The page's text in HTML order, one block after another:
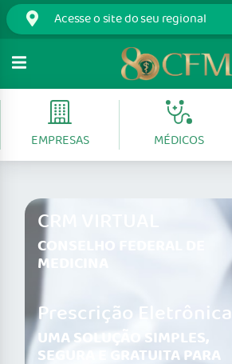
EMPRESAS MÉDICOS
CRM VIRTUAL
CONSELHO FEDERAL DE
MEDICINA
Prescrição Eletrônica
UMA SOLUÇÃO SIMPLES,
SEGURA E GRATUITA PARA